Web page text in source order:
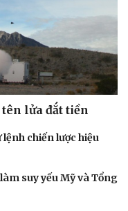
lửa đắt tiền
chiến lược hiệu
suy yếu Mỹ và Tổng